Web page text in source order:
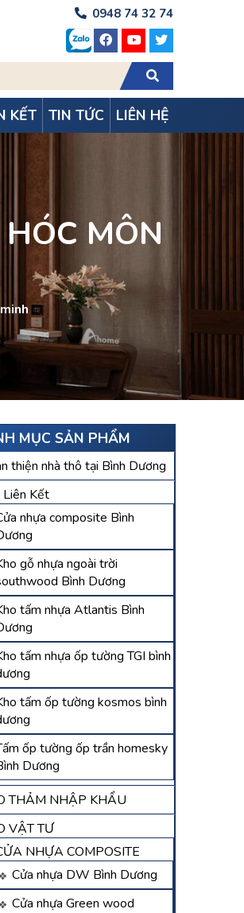
0948 74 32 74
KẾT TIN TỨC LIÊN HỆ
MÔN
MỤC SẢN PHẨM
thiện nhà thô tại Bình Dương
Liên Kết
nhựa composite Bình
gỗ nhựa ngoài trời
Bình Dương
tấm nhựa Atlantis Bình
tấm nhựa ốp tường TGI bình
tấm ốp tường kosmos bình
ốp tường ốp trần homesky
Dương
THẢM NHẬP KHẨU
VẬT TƯ
NHỰA COMPOSITE
Cửa nhựa DW Bình Dương
Cửa nhựa Green wood